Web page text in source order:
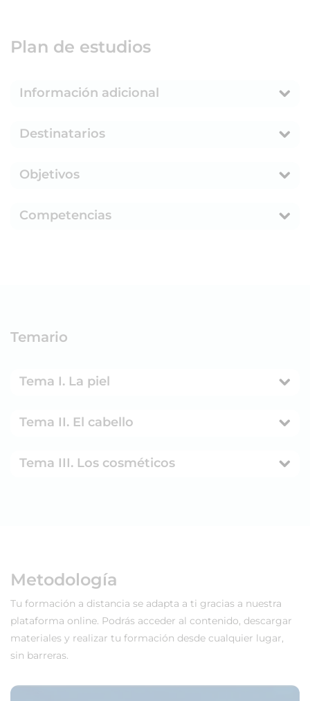
Plan de estudios
Información adicional
Destinatarios
Objetivos
Competencias
Temario
Tema I. La piel
Tema II. El cabello
Tema III. Los cosméticos
Metodología
Tu formación a distancia se adapta a ti gracias a nuestra
plataforma online. Podrás acceder al contenido, descargar
materiales y realizar tu formación desde cualquier lugar,
sin barreras.